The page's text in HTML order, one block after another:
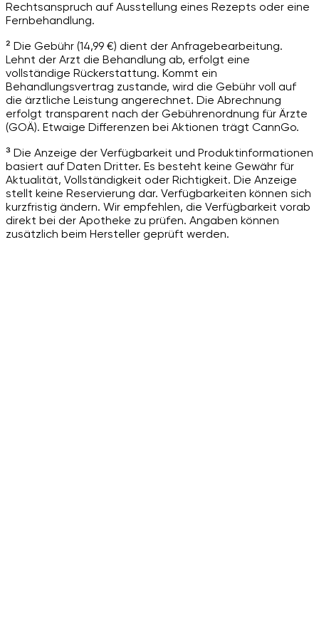
Rechtsanspruch auf Ausstellung eines Rezepts oder eine
Fernbehandlung.
² Die Gebühr (14,99 €) dient der Anfragebearbeitung.
Lehnt der Arzt die Behandlung ab, erfolgt eine
vollständige Rückerstattung. Kommt ein
Behandlungsvertrag zustande, wird die Gebühr voll auf
die ärztliche Leistung angerechnet. Die Abrechnung
erfolgt transparent nach der Gebührenordnung für Ärzte
(GOÄ). Etwaige Differenzen bei Aktionen trägt CannGo.
³ Die Anzeige der Verfügbarkeit und Produktinformationen
basiert auf Daten Dritter. Es besteht keine Gewähr für
Aktualität, Vollständigkeit oder Richtigkeit. Die Anzeige
stellt keine Reservierung dar. Verfügbarkeiten können sich
kurzfristig ändern. Wir empfehlen, die Verfügbarkeit vorab
direkt bei der Apotheke zu prüfen. Angaben können
zusätzlich beim Hersteller geprüft werden.